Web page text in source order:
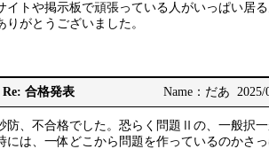
イトや掲示板で頑張っている人がいっぱい居
りがとうございました。
Re: 合格発表 Name：だあ 2025/
防、不合格でした。恐らく問題Ⅱの、一般択
には、一体どこから問題を作っているのかさ